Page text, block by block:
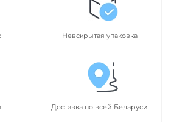
Невскрытая упаковка
Доставка по всей Беларуси